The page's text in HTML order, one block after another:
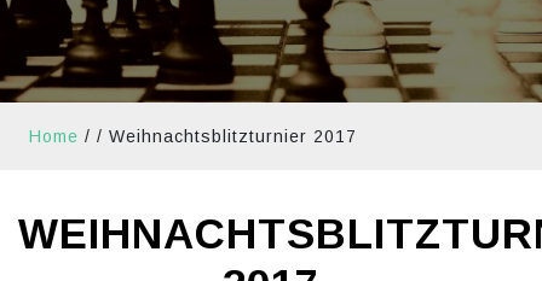
Home / / Weihnachtsblitzturnier 2017